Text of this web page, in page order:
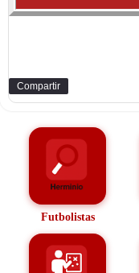
Compartir
Futbolistas